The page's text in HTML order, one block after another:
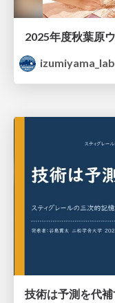
izumiyama_lab